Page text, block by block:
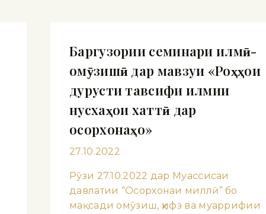
Баргузории семинари илмӣ-
омӯзишӣ дар мавзуи «Роҳҳои
дурусти тавсифи илмии
нусхаҳои хаттӣ дар
осорхонаҳо»
27.10.2022
Рӯзи 27.10.2022 дар Муассисаи
давлатии “Осорхонаи миллӣ” бо
мақсади омӯзиш, ҳифз ва муаррифии